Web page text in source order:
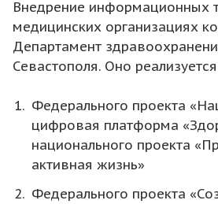
Внедрение информационных
медицинских организациях
Департамент
Севастополя. Оно
Федерального проекта
цифровая платформа
национального проекта
активная жизнь»
Федерального проекта